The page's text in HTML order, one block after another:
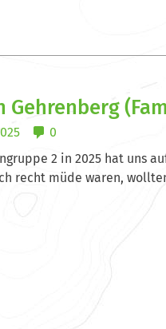
0
2 in 2025 hat uns
recht müde waren,